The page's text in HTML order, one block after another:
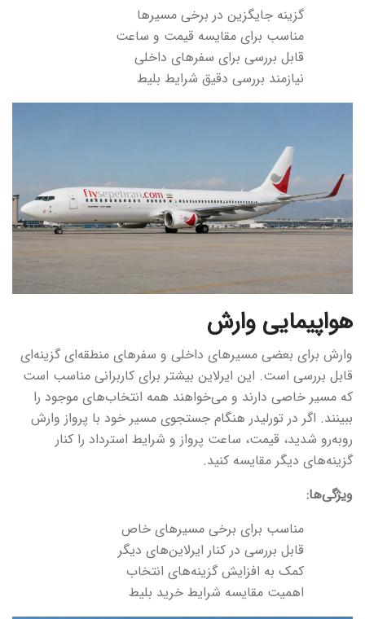
گزینه جایگزین در برخی مسیرها
مناسب برای مقایسه قیمت و ساعت
قابل بررسی برای سفرهای داخلی
نیازمند بررسی دقیق شرایط بلیط
هواپیمایی وارش
وارش برای بعضی مسیرهای داخلی و سفرهای منطقه‌ای گزینه‌ای
قابل بررسی است. این ایرلاین بیشتر برای کاربرانی مناسب است
که مسیر خاصی دارند و می‌خواهند همه انتخاب‌های موجود را
ببینند. اگر در تورلیدر هنگام جستجوی مسیر خود با پرواز وارش
روبه‌رو شدید، قیمت، ساعت پرواز و شرایط استرداد را کنار
گزینه‌های دیگر مقایسه کنید.
ویژگی‌ها:
مناسب برای برخی مسیرهای خاص
قابل بررسی در کنار ایرلاین‌های دیگر
کمک به افزایش گزینه‌های انتخاب
اهمیت مقایسه شرایط خرید بلیط